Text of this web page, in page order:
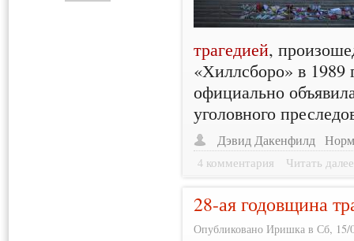
трагедией,
«Хиллсборо» в 1989
официально
уголовного
Дэвид Дакенфилд
4 комментария Читать далее
28-ая годовщина
Опубликовано Иришка в Сб, 15/